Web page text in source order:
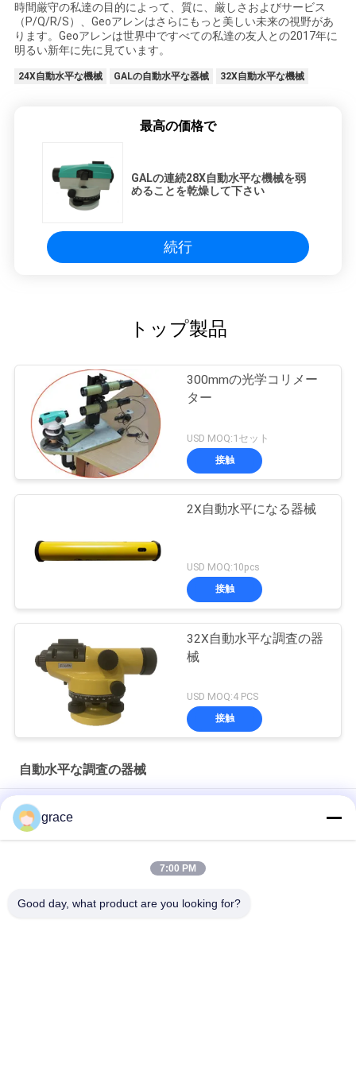
時間厳守の私達の目的によって、質に、厳しさおよびサービス
（P/Q/R/S）、Geoアレンはさらにもっと美しい未来の視野があ
ります。Geoアレンは世界中ですべての私達の友人との2017年に
明るい新年に先に見ています。
24X自動水平な機械 GALの自動水平な器械 32X自動水平な機械
最高の価格で
GALの連続28X自動水平な機械を弱
めることを乾燥して下さい
続行
トップ製品
300mmの光学コリメー
ター
USD MOQ:1セット
接触
2X自動水平になる器械
USD MOQ:10pcs
接触
32X自動水平な調査の器
械
USD MOQ:4 PCS
接触
自動水平な調査の器械
32X KL-32G KOLIDAの自動水平な調査の器械
ALの連続赤DSZ3-D 30Xの自動水平な調査の器械
アルミニウム バー コードのスタッフDL202デジタル自動水平な
grace
7:00 PM
Good day, what product are you looking for?